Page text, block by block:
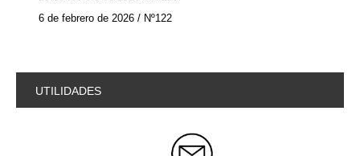
6 de febrero de 2026 / Nº122
UTILIDADES